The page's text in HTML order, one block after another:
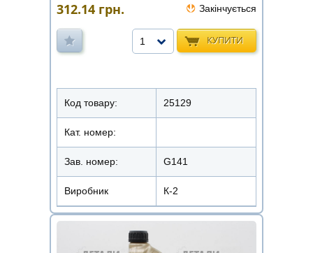
312.14 грн. Закінчується
КУПИТИ
1
Код товару: 25129
Кат. номер:
Зав. номер: G141
Виробник К-2